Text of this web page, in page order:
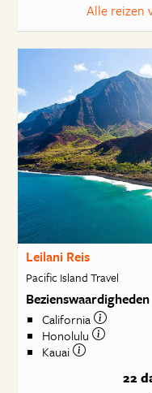
Alle reizen
Leilani Reis
Pacific Island Travel
Bezienswaardigheden
California
Honolulu
Kauai
22